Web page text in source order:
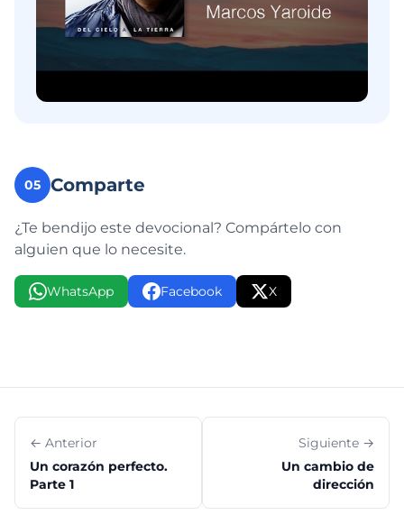
05 Comparte
¿Te bendijo este devocional? Compártelo con
alguien que lo necesite.
WhatsApp Facebook X
← Anterior
Un corazón perfecto.
Parte 1
Siguiente →
Un cambio de
dirección